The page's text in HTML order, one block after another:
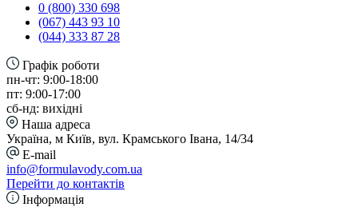
0 (800) 330 698
(067) 443 93 10
(044) 333 87 28
Графік роботи
пн-чт: 9:00-18:00
пт: 9:00-17:00
сб-нд: вихідні
Наша адреса
Україна, м Київ, вул. Крамського Івана, 14/34
E-mail
info@formulavody.com.ua
Перейти до контактів
Інформація